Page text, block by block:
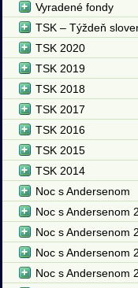
Vyradené fondy
TSK – Týždeň
TSK 2020
TSK 2019
TSK 2018
TSK 2017
TSK 2016
TSK 2015
TSK 2014
Noc s Andersenom
Noc s Andersenom
Noc s Andersenom
Noc s Andersenom
Noc s Andersenom